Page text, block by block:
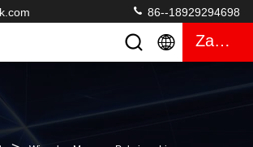
86--18929294698
Zacytować